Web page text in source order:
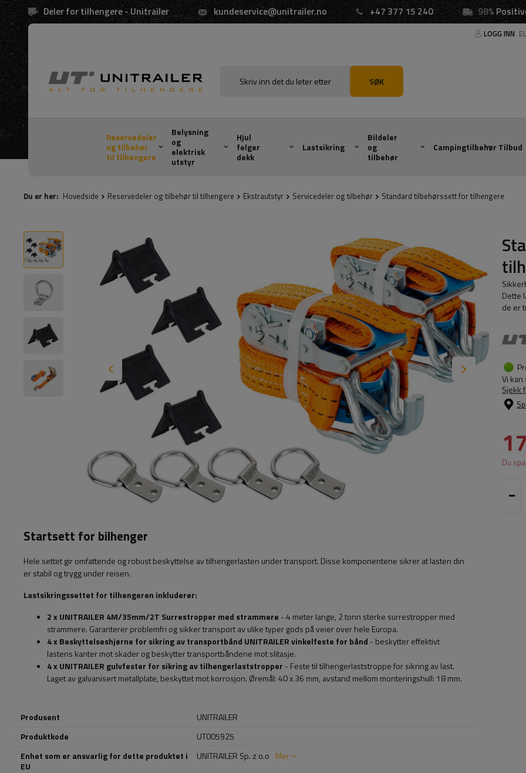
Deler for tilhengere - Unitrailer kundeservice@unitrailer.no +47 377 15 240 98%
LOGG INN
SØK
Reservedeler
og tilbehør
til tilhengere
Belysning
og
elektrisk
utstyr
Hjul
felger
dekk
Lastsikring
Bildeler
og
tilbehør
Campingtilbehør Tilbud
Du er her: Hovedside Reservedeler og tilbehør til tilhengere Ekstrautstyr Servicedeler og tilbehør Standard tilbehørssett for tilhengere
Dette
de er
Vi
Sjekk
Du
Startsett for bilhenger
Hele settet gir omfattende og robust beskyttelse av tilhengerlasten under transport. Disse komponentene sikrer at lasten din
er stabil og trygg under reisen.
Lastsikringssettet for tilhengeren inkluderer:
2 x UNITRAILER 4M/35mm/2T Surrestropper med strammere - 4 meter lange, 2 tonn sterke surrestropper med
strammere. Garanterer problemfri og sikker transport av ulike typer gods på veier over hele Europa.
4 x Beskyttelseshjørne for sikring av transportbånd UNITRAILER vinkelfeste for bånd - beskytter effektivt
lastens kanter mot skader og beskytter transportbåndene mot slitasje.
4 x UNITRAILER gulvfester for sikring av tilhengerlaststropper - Feste til tilhengerlaststroppe for sikring av last.
Laget av galvanisert metallplate, beskyttet mot korrosjon. Øremål: 40 x 36 mm, avstand mellom monteringshull: 18 mm.
Produsent
UNITRAILER
Produktkode
UT005925
Enhet som er ansvarlig for dette produktet i
EU
UNITRAILER Sp. z o.o Mer